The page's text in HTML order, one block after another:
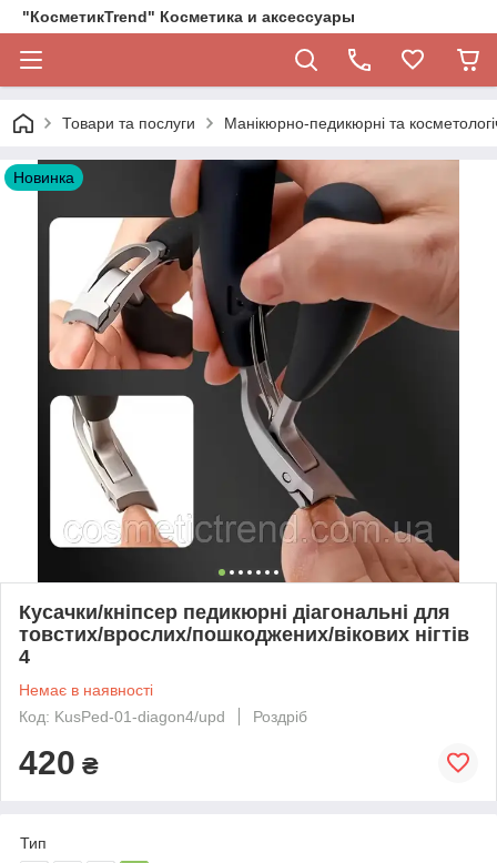
"КосметикTrend" Косметика и аксессуары
Товари та послуги Манікюрно-педикюрні та
Новинка
Кусачки/кніпсер педикюрні діагональні для
товстих/врослих/пошкоджених/вікових нігтів
4
Немає в наявності
Код: KusPed-01-diagon4/upd
Роздріб
420 ₴
Тип